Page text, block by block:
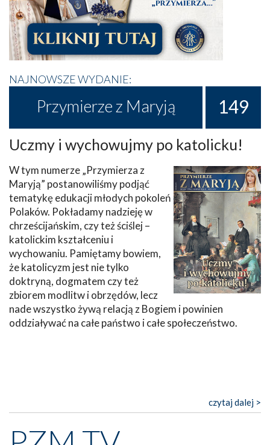
NAJNOWSZE WYDANIE:
Przymierze z Maryją 149
Uczmy i wychowujmy po katolicku!
W tym numerze „Przymierza z
Maryją” postanowiliśmy podjąć
tematykę edukacji młodych pokoleń
Polaków. Pokładamy nadzieję w
chrześcijańskim, czy też ściślej –
katolickim kształceniu i
wychowaniu. Pamiętamy bowiem,
że katolicyzm jest nie tylko
doktryną, dogmatem czy też
zbiorem modlitw i obrzędów, lecz
nade wszystko żywą relacją z Bogiem i powinien
oddziaływać na całe państwo i całe społeczeństwo.
czytaj dalej >